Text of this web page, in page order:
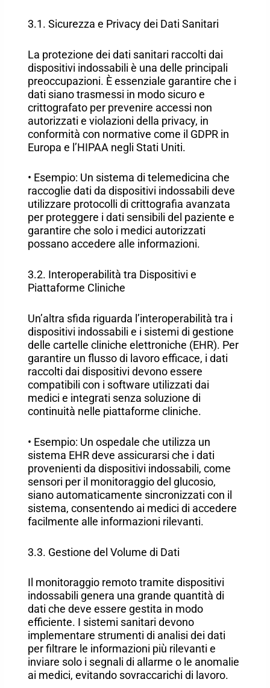
3.1. Sicurezza e Privacy dei Dati Sanitari
La protezione dei dati sanitari raccolti dai
dispositivi indossabili è una delle principali
preoccupazioni. È essenziale garantire che i
dati siano trasmessi in modo sicuro e
crittografato per prevenire accessi non
autorizzati e violazioni della privacy, in
conformità con normative come il GDPR in
Europa e l’HIPAA negli Stati Uniti.
• Esempio: Un sistema di telemedicina che
raccoglie dati da dispositivi indossabili deve
utilizzare protocolli di crittografia avanzata
per proteggere i dati sensibili del paziente e
garantire che solo i medici autorizzati
possano accedere alle informazioni.
3.2. Interoperabilità tra Dispositivi e
Piattaforme Cliniche
Un’altra sfida riguarda l’interoperabilità tra i
dispositivi indossabili e i sistemi di gestione
delle cartelle cliniche elettroniche (EHR). Per
garantire un flusso di lavoro efficace, i dati
raccolti dai dispositivi devono essere
compatibili con i software utilizzati dai
medici e integrati senza soluzione di
continuità nelle piattaforme cliniche.
• Esempio: Un ospedale che utilizza un
sistema EHR deve assicurarsi che i dati
provenienti da dispositivi indossabili, come
sensori per il monitoraggio del glucosio,
siano automaticamente sincronizzati con il
sistema, consentendo ai medici di accedere
facilmente alle informazioni rilevanti.
3.3. Gestione del Volume di Dati
Il monitoraggio remoto tramite dispositivi
indossabili genera una grande quantità di
dati che deve essere gestita in modo
efficiente. I sistemi sanitari devono
implementare strumenti di analisi dei dati
per filtrare le informazioni più rilevanti e
inviare solo i segnali di allarme o le anomalie
ai medici, evitando sovraccarichi di lavoro.